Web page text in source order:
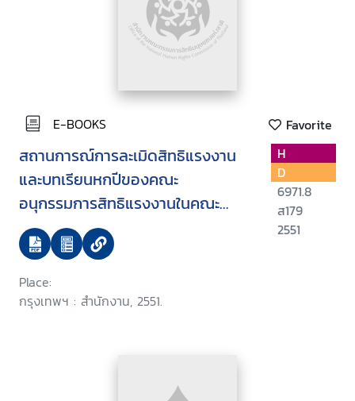
E-BOOKS Favorite
สถานการณ์การละเมิดสิทธิแรงงาน
และบทเรียนหกปีของคณะ
อนุกรรมการสิทธิแรงงานในคณะ
กรรมการสิทธิมนุษยชนแห่งชาติ
(กสม.)
Place:
กรุงเทพฯ : สำนักงาน, 2551.
H
D
6971.8
ส179
2551